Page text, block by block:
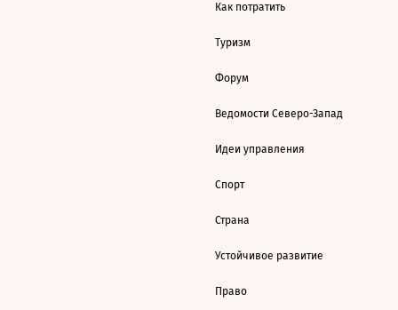
Как потратить
Туризм
Форум
Ведомости Северо-Запад
Идеи управления
Спорт
Страна
Устойчивое развитие
Право